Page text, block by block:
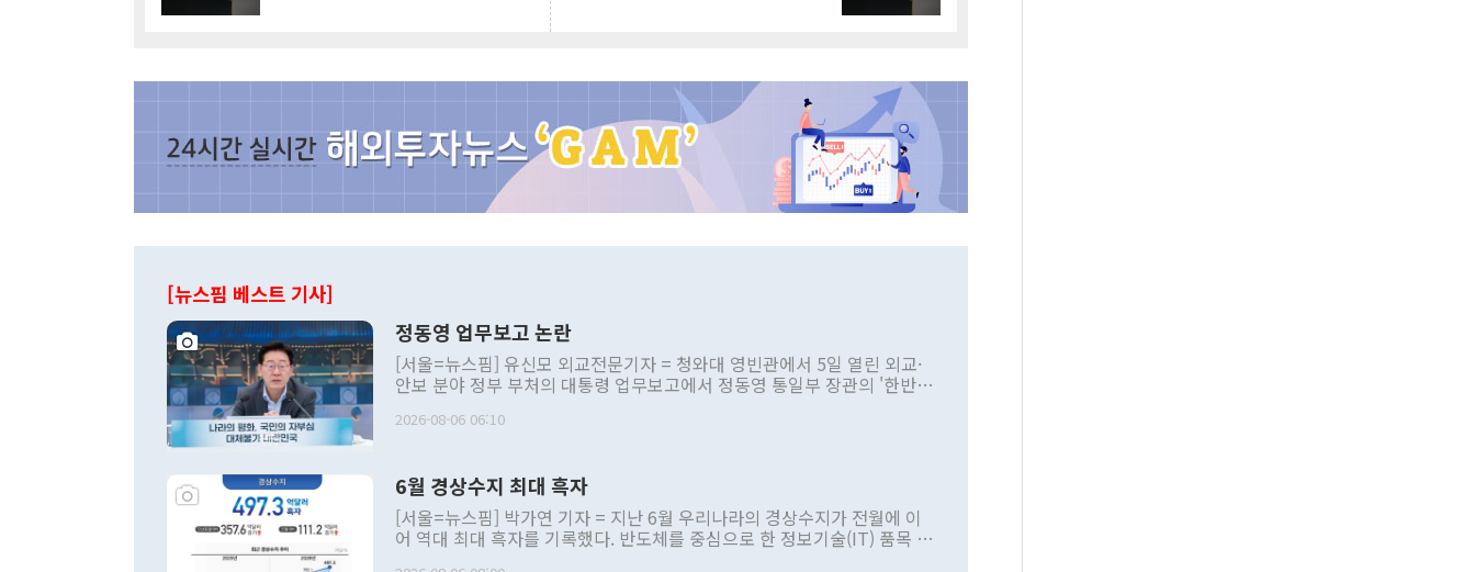
[뉴스핌 베스트 기사]
정동영 업무보고 논란
[서울=뉴스핌] 유신모 외교전문기자 = 청와대 영빈관에서 5일 열린 외교·
안보 분야 정부 부처의 대통령 업무보고에서 정동영 통일부 장관의 '한반도
발언 중에는 정부 내 조율을 거치지 않은 사안을 정책으로 추진하겠다고 공
주의적 희망에 근거한 비현실적 구상'이라는 비판을 내놨다. 그동안 정 장
관의 대북 정책 관련 발언이 물의를 빚은 적은 여러 번 있지만 대통령과 유
관 부처 장관이 공개적으로 부정적 입장을 표명한 것은 이례적이다. 정 장
관의 무리한 대북 접근법과 월권을 제어해야 한다는 목소리도 높아지고 있
2026-08-06 06:10
6월 경상수지 최대 흑자
[서울=뉴스핌] 박가연 기자 = 지난 6월 우리나라의 경상수지가 전월에 이
어 역대 최대 흑자를 기록했다. 반도체를 중심으로 한 정보기술(IT) 품목 수